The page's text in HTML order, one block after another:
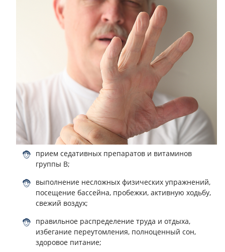
прием седативных препаратов и витаминов
группы В;
выполнение несложных физических упражнений,
посещение бассейна, пробежки, активную ходьбу,
свежий воздух;
правильное распределение труда и отдыха,
избегание переутомления, полноценный сон,
здоровое питание;